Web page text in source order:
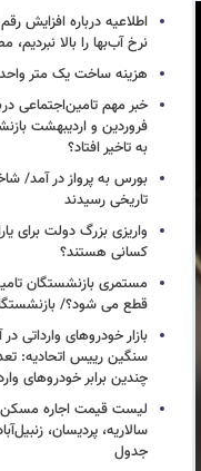
اطلاعیه درباره افزایش
نرخ آب‌بها را بالا
هزینه ساخت یک متر
خبر مهم تامین‌اجتماعی
فروردین و اردیبهشت
به تاخیر افتاد؟
بورس به پرواز در آمد/
تاریخی رسیدند
واریزی بزرگ دولت برای
کسانی هستند؟
مستمری بازنشستگان
قطع می شود؟/
بازار خودروهای وارداتی
سنگین رییس اتحادیه:
چندین برابر خودروهای
لیست قیمت اجاره مسکن
سالاریه، پردیسان،
جدول